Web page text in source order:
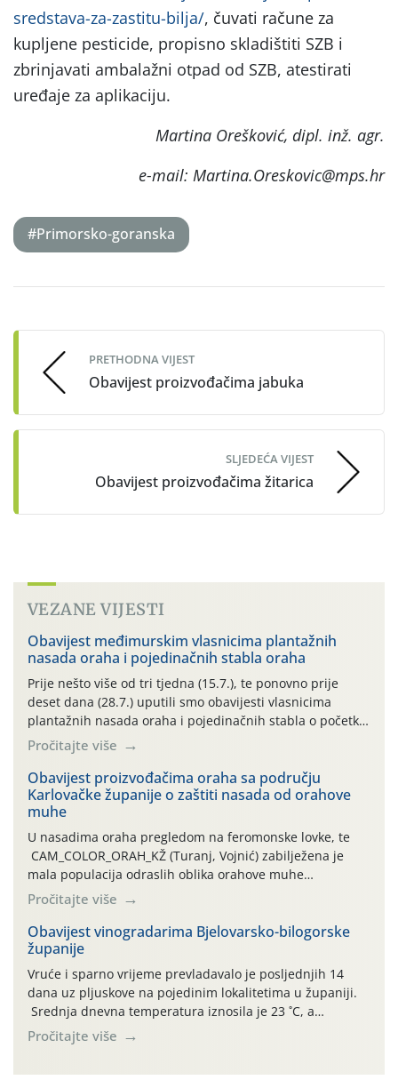
sredstava-za-zastitu-bilja/, čuvati račune za
kupljene pesticide, propisno skladištiti SZB i
zbrinjavati ambalažni otpad od SZB, atestirati
uređaje za aplikaciju.
Martina Orešković, dipl. inž. agr.
e-mail: Martina.Oreskovic@mps.hr
#Primorsko-goranska
navigation
PRETHODNA VIJEST
Obavijest proizvođačima jabuka
SLJEDEĆA VIJEST
Obavijest proizvođačima žitarica
VEZANE VIJESTI
Obavijest međimurskim vlasnicima plantažnih
nasada oraha i pojedinačnih stabla oraha
Prije nešto više od tri tjedna (15.7.), te ponovno prije
deset dana (28.7.) uputili smo obavijesti vlasnicima
plantažnih nasada oraha i pojedinačnih stabla o početku
leta i ovogodišnjoj potrebi usmjerenog suzbijanja
orahove muhe (Rhagoletis completa)! Već dvanaest dana
traje drugi ovogodišnji “toplinski udar”, koji naročito
izražen zadnja šest dana (31.7.-05.8.), jer najviše
temperature zraka svakodnevno […]
Pročitajte više
Obavijest proizvođačima oraha sa području
Karlovačke županije o zaštiti nasada od orahove
muhe
U nasadima oraha pregledom na feromonske lovke, te
CAM_COLOR_ORAH_KŽ (Turanj, Vojnić) zabilježena je
mala populacija odraslih oblika orahove muhe
(Rhagoletis completa). Niska brojnost može se objasniti
činjenicom da je riječ o mladim nasadima s vrlo malim
urodom, što je povezano i s manjim brojem prezimjelih
jedinki. U starijim nasadima, na žutim ljepljivim Rebell
pločama s […]
Pročitajte više
Obavijest vinogradarima Bjelovarsko-bilogorske
županije
Vruće i sparno vrijeme prevladavalo je posljednjih 14
dana uz pljuskove na pojedinim lokalitetima u županiji.
Srednja dnevna temperatura iznosila je 23 ˚C, a
maksimalne su posljednjih dana dosezale do 35 ˚C.
Simptome plamenjače vinove loze (Plasmoparas
Pročitajte više